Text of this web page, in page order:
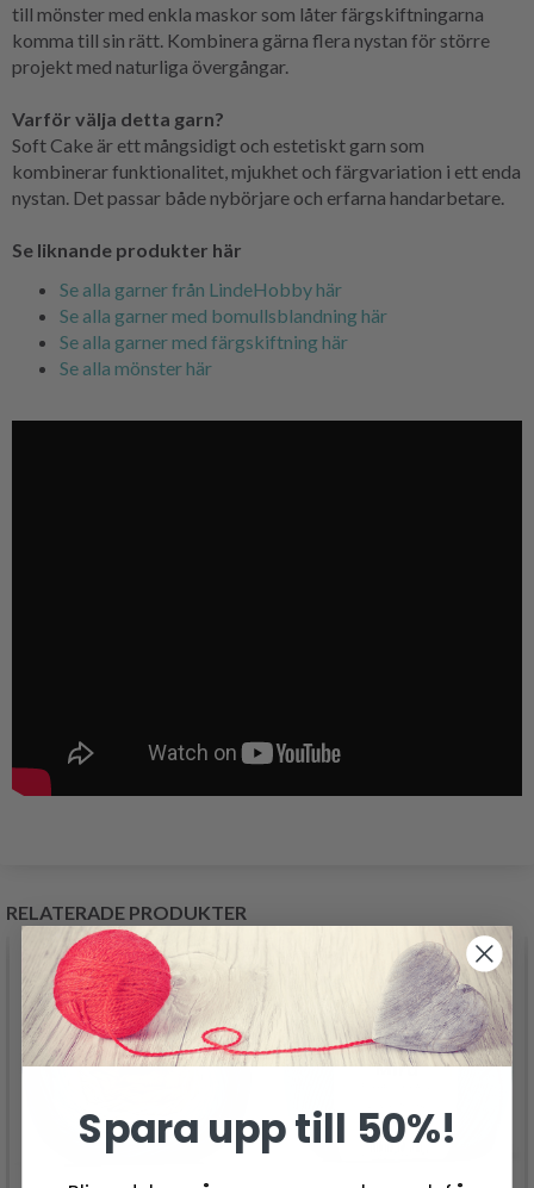
till mönster med enkla maskor som låter färgskiftningarna
komma till sin rätt. Kombinera gärna flera nystan för större
projekt med naturliga övergångar.
Varför välja detta garn?
Soft Cake är ett mångsidigt och estetiskt garn som
kombinerar funktionalitet, mjukhet och färgvariation i ett enda
nystan. Det passar både nybörjare och erfarna handarbetare.
Se liknande produkter här
Se alla garner från LindeHobby här
Se alla garner med bomullsblandning här
Se alla garner med färgskiftning här
Se alla mönster här
RELATERADE PRODUKTER
- 50%
Spara upp till 50%!